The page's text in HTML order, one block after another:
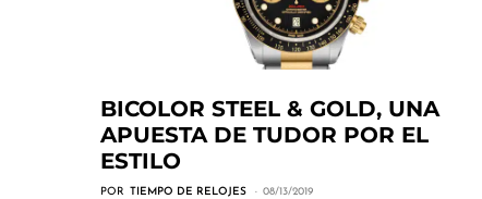
BICOLOR STEEL & GOLD, UNA
APUESTA DE TUDOR POR EL
ESTILO
POR TIEMPO DE RELOJES 08/13/2019